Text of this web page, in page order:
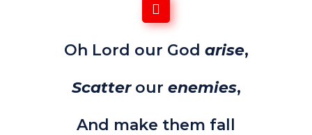
Oh Lord our God arise,
Scatterour enemies,
And make them fall